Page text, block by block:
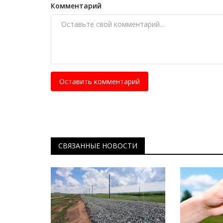
Комментарий
Оставить комментарий
СВЯЗАННЫЕ НОВОСТИ